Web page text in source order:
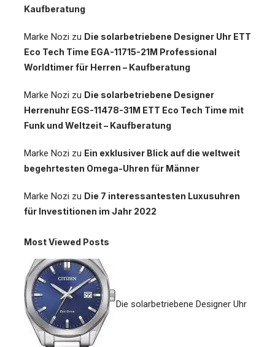
Kaufberatung
Marke Nozi zu Die solarbetriebene Designer Uhr ETT
Eco Tech Time EGA-11715-21M Professional
Worldtimer für Herren – Kaufberatung
Marke Nozi zu Die solarbetriebene Designer
Herrenuhr EGS-11478-31M ETT Eco Tech Time mit
Funk und Weltzeit – Kaufberatung
Marke Nozi zu Ein exklusiver Blick auf die weltweit
begehrtesten Omega-Uhren für Männer
Marke Nozi zu Die 7 interessantesten Luxusuhren
für Investitionen im Jahr 2022
Most Viewed Posts
Die solarbetriebene Designer Uhr